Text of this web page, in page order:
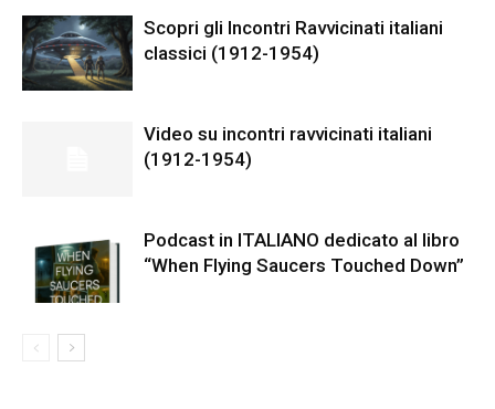
Scopri gli Incontri Ravvicinati italiani
classici (1912-1954)
Video su incontri ravvicinati italiani
(1912-1954)
Podcast in ITALIANO dedicato al libro
“When Flying Saucers Touched Down”